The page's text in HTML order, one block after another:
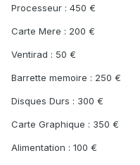
Processeur : 450 €
Carte Mere : 200 €
Ventirad : 50 €
Barrette memoire : 250 €
Disques Durs : 300 €
Carte Graphique : 350 €
Alimentation : 100 €